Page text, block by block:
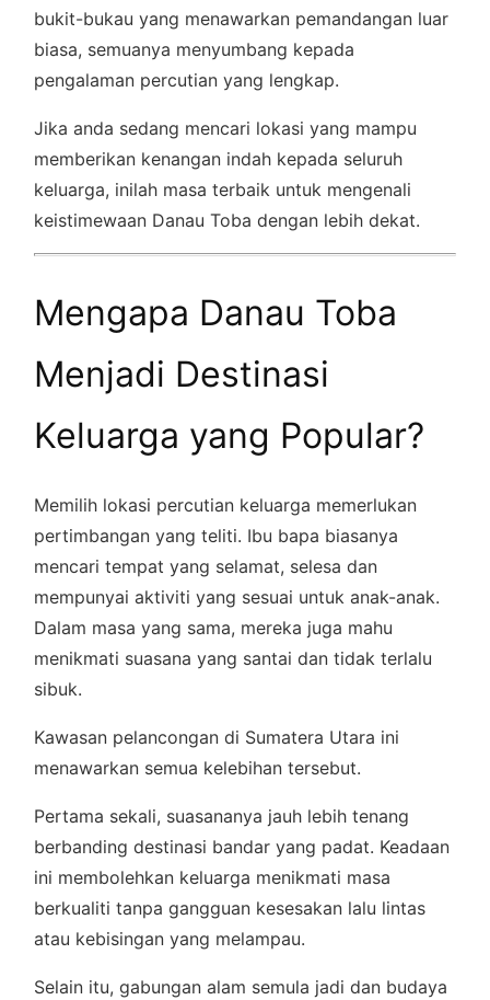
bukit-bukau yang menawarkan pemandangan luar
biasa, semuanya menyumbang kepada
pengalaman percutian yang lengkap.
Jika anda sedang mencari lokasi yang mampu
memberikan kenangan indah kepada seluruh
keluarga, inilah masa terbaik untuk mengenali
keistimewaan Danau Toba dengan lebih dekat.
Mengapa Danau Toba
Menjadi Destinasi
Keluarga yang Popular?
Memilih lokasi percutian keluarga memerlukan
pertimbangan yang teliti. Ibu bapa biasanya
mencari tempat yang selamat, selesa dan
mempunyai aktiviti yang sesuai untuk anak-anak.
Dalam masa yang sama, mereka juga mahu
menikmati suasana yang santai dan tidak terlalu
sibuk.
Kawasan pelancongan di Sumatera Utara ini
menawarkan semua kelebihan tersebut.
Pertama sekali, suasananya jauh lebih tenang
berbanding destinasi bandar yang padat. Keadaan
ini membolehkan keluarga menikmati masa
berkualiti tanpa gangguan kesesakan lalu lintas
atau kebisingan yang melampau.
Selain itu, gabungan alam semula jadi dan budaya